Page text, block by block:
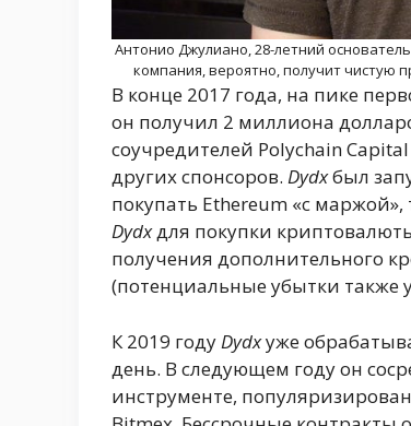
Антонио Джулиано, 28-летний
компания, вероятно, получит чистую
В конце 2017 года, на пике
он получил 2 миллиона
соучредителей Polychain
других спонсоров. Dydxбыл
покупать Ethereum «с
Dydxдля покупки
получения дополнительного
(потенциальные убытки также
К 2019 годуDydxуже
день. В следующем году он
инструменте,